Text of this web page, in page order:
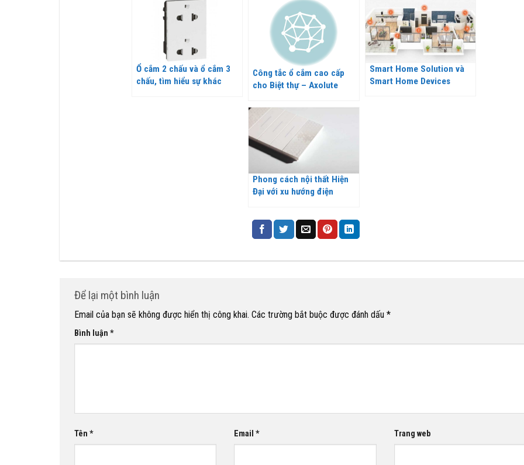
Ổ cắm 2 chấu và ổ cắm 3
chấu, tìm hiểu sự khác
Công tắc ổ cắm cao cấp
cho Biệt thự – Axolute
Smart Home Solution và
Smart Home Devices
Phong cách nội thất Hiện
Đại với xu hướng điện
Để lại một bình luận
Email của bạn sẽ không được hiển thị công khai. Các trường bắt buộc được đánh dấu *
Bình luận *
Tên * Email* Trang web